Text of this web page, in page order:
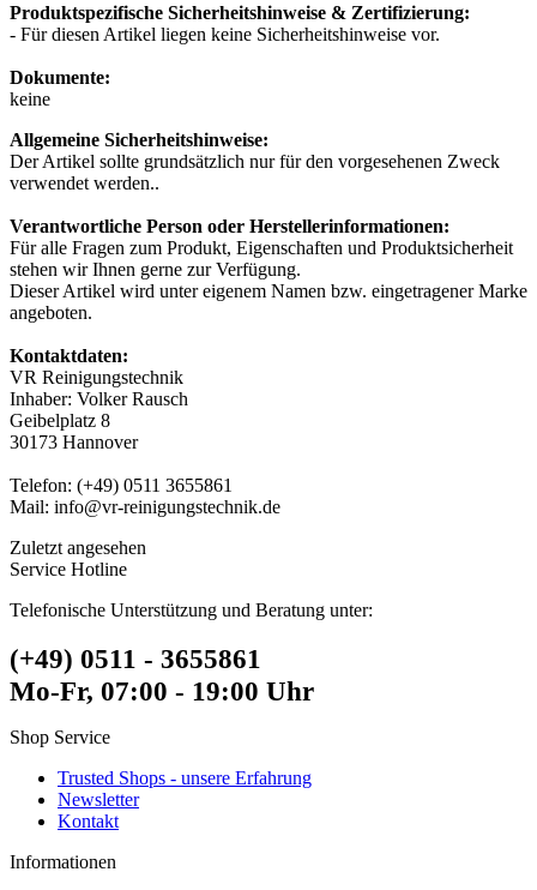
Produktspezifische Sicherheitshinweise & Zertifizierung:
- Für diesen Artikel liegen keine Sicherheitshinweise vor.
Dokumente:
keine
Allgemeine Sicherheitshinweise:
Der Artikel sollte grundsätzlich nur für den vorgesehenen Zweck
verwendet werden..
Verantwortliche Person oder Herstellerinformationen:
Für alle Fragen zum Produkt, Eigenschaften und Produktsicherheit
stehen wir Ihnen gerne zur Verfügung.
Dieser Artikel wird unter eigenem Namen bzw. eingetragener Marke
angeboten.
Kontaktdaten:
VR Reinigungstechnik
Inhaber: Volker Rausch
Geibelplatz 8
30173 Hannover
Telefon: (+49) 0511 3655861
Mail: info@vr-reinigungstechnik.de
Zuletzt angesehen
Service Hotline
Telefonische Unterstützung und Beratung unter:
(+49) 0511 - 3655861
Mo-Fr, 07:00 - 19:00 Uhr
Shop Service
Trusted Shops - unsere Erfahrung
Newsletter
Kontakt
Informationen